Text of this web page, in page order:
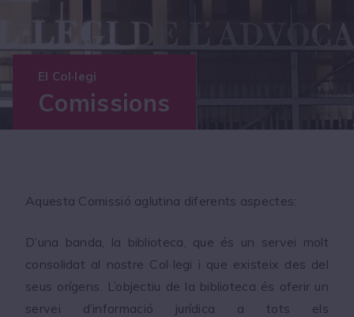
El Col·legi
Comissions
Aquesta Comissió aglutina diferents aspectes:
D’una banda, la biblioteca, que és un servei molt
consolidat al nostre Col·legi i que existeix des del
seus orígens. L’objectiu de la biblioteca és oferir un
servei d’informació jurídica a tots els